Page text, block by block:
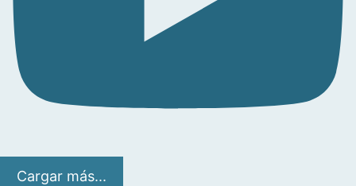
Cargar más...